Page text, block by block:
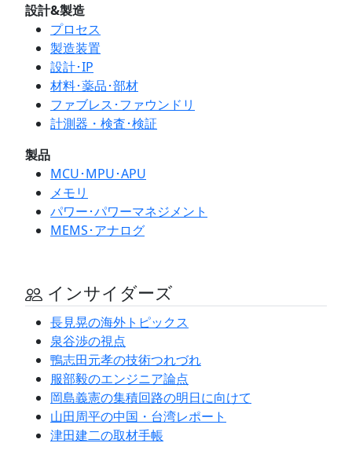
設計&製造
プロセス
製造装置
設計･IP
材料･薬品･部材
ファブレス･ファウンドリ
計測器・検査･検証
製品
MCU･MPU･APU
メモリ
パワー･パワーマネジメント
MEMS･アナログ
インサイダーズ
長見晃の海外トピックス
泉谷渉の視点
鴨志田元孝の技術つれづれ
服部毅のエンジニア論点
岡島義憲の集積回路の明日に向けて
山田周平の中国・台湾レポート
津田建二の取材手帳